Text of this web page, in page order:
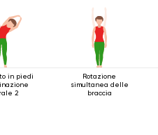
in piedi
2
Rotazione
simultanea delle
braccia